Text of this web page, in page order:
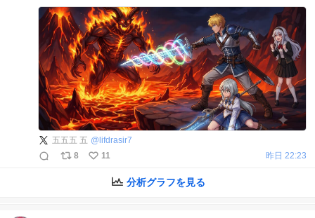
五五五 五 @ lifdrasir7
8
11 昨日 22:23
分析グラフを見る